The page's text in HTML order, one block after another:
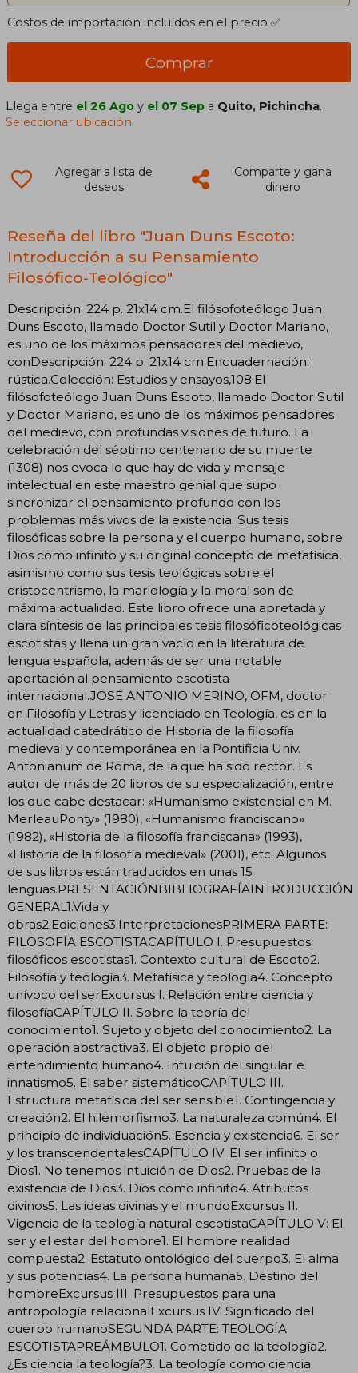
Costos de importación incluídos en el precio ✅
Comprar
Llega entre el 26 Ago y el 07 Sep a Quito, Pichincha.
Seleccionar ubicación
Agregar a lista de
deseos
Comparte y gana
dinero
Reseña del libro "Juan Duns Escoto:
Introducción a su Pensamiento
Filosófico-Teológico"
Descripción: 224 p. 21x14 cm.El filósofoteólogo Juan
Duns Escoto, llamado Doctor Sutil y Doctor Mariano,
es uno de los máximos pensadores del medievo,
conDescripción: 224 p. 21x14 cm.Encuadernación:
rústica.Colección: Estudios y ensayos,108.El
filósofoteólogo Juan Duns Escoto, llamado Doctor Sutil
y Doctor Mariano, es uno de los máximos pensadores
del medievo, con profundas visiones de futuro. La
celebración del séptimo centenario de su muerte
(1308) nos evoca lo que hay de vida y mensaje
intelectual en este maestro genial que supo
sincronizar el pensamiento profundo con los
problemas más vivos de la existencia. Sus tesis
filosóficas sobre la persona y el cuerpo humano, sobre
Dios como infinito y su original concepto de metafísica,
asimismo como sus tesis teológicas sobre el
cristocentrismo, la mariología y la moral son de
máxima actualidad. Este libro ofrece una apretada y
clara síntesis de las principales tesis filosóficoteológicas
escotistas y llena un gran vacío en la literatura de
lengua española, además de ser una notable
aportación al pensamiento escotista
internacional.JOSÉ ANTONIO MERINO, OFM, doctor
en Filosofía y Letras y licenciado en Teología, es en la
actualidad catedrático de Historia de la filosofía
medieval y contemporánea en la Pontificia Univ.
Antonianum de Roma, de la que ha sido rector. Es
autor de más de 20 libros de su especialización, entre
los que cabe destacar: «Humanismo existencial en M.
MerleauPonty» (1980), «Humanismo franciscano»
(1982), «Historia de la filosofía franciscana» (1993),
«Historia de la filosofía medieval» (2001), etc. Algunos
de sus libros están traducidos en unas 15
lenguas.PRESENTACIÓNBIBLIOGRAFÍAINTRODUCCIÓN
GENERAL1.Vida y
obras2.Ediciones3.InterpretacionesPRIMERA PARTE:
FILOSOFÍA ESCOTISTACAPÍTULO I. Presupuestos
filosóficos escotistas1. Contexto cultural de Escoto2.
Filosofía y teología3. Metafísica y teología4. Concepto
unívoco del serExcursus I. Relación entre ciencia y
filosofíaCAPÍTULO II. Sobre la teoría del
conocimiento1. Sujeto y objeto del conocimiento2. La
operación abstractiva3. El objeto propio del
entendimiento humano4. Intuición del singular e
innatismo5. El saber sistemáticoCAPÍTULO III.
Estructura metafísica del ser sensible1. Contingencia y
creación2. El hilemorfismo3. La naturaleza común4. El
principio de individuación5. Esencia y existencia6. El ser
y los transcendentalesCAPÍTULO IV. El ser infinito o
Dios1. No tenemos intuición de Dios2. Pruebas de la
existencia de Dios3. Dios como infinito4. Atributos
divinos5. Las ideas divinas y el mundoExcursus II.
Vigencia de la teología natural escotistaCAPÍTULO V: El
ser y el estar del hombre1. El hombre realidad
compuesta2. Estatuto ontológico del cuerpo3. El alma
y sus potencias4. La persona humana5. Destino del
hombreExcursus III. Presupuestos para una
antropología relacionalExcursus IV. Significado del
cuerpo humanoSEGUNDA PARTE: TEOLOGÍA
ESCOTISTAPREÁMBULO1. Cometido de la teología2.
¿Es ciencia la teología?3. La teología como ciencia